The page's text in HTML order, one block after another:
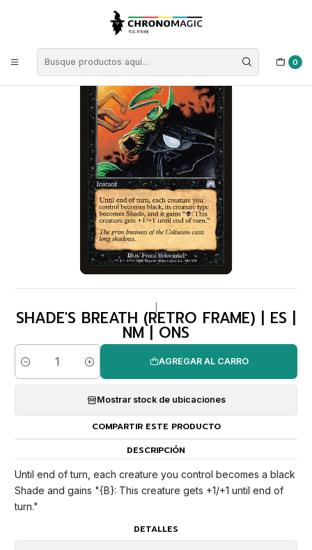
0
Singles de Magic: The Gathering
Shade's Breath (Retro Frame) | ES | NM | ONS
SHADE'S BREATH (RETRO FRAME) | ES |
NM | ONS
Cantidad
AGREGAR AL CARRO
Mostrar stock de ubicaciones
COMPARTIR ESTE PRODUCTO
DESCRIPCIÓN
Until end of turn, each creature you control becomes a black
Shade and gains "{B}: This creature gets +1/+1 until end of
turn."
DETALLES